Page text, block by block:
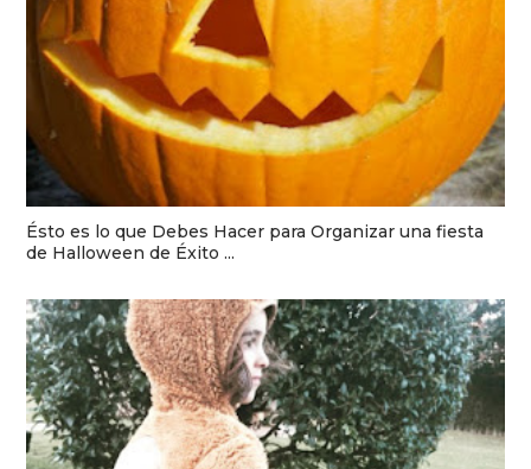
Ésto es lo que Debes Hacer para Organizar una fiesta
de Halloween de Éxito ...